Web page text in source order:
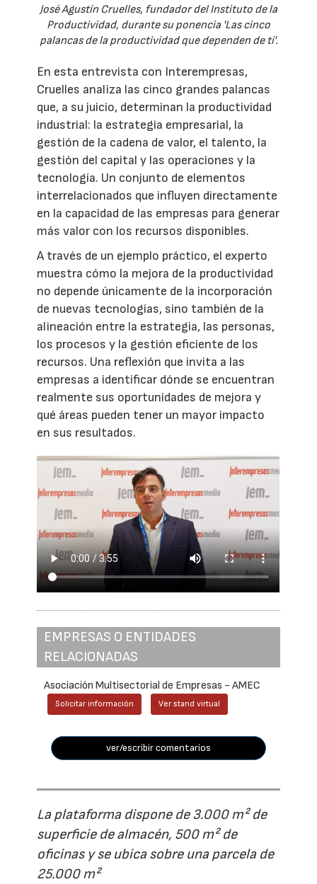
José Agustín Cruelles, fundador del Instituto de la
Productividad, durante su ponencia 'Las cinco
palancas de la productividad que dependen de ti'.
En esta entrevista con Interempresas,
Cruelles analiza las cinco grandes palancas
que, a su juicio, determinan la productividad
industrial: la estrategia empresarial, la
gestión de la cadena de valor, el talento, la
gestión del capital y las operaciones y la
tecnología. Un conjunto de elementos
interrelacionados que influyen directamente
en la capacidad de las empresas para generar
más valor con los recursos disponibles.
A través de un ejemplo práctico, el experto
muestra cómo la mejora de la productividad
no depende únicamente de la incorporación
de nuevas tecnologías, sino también de la
alineación entre la estrategia, las personas,
los procesos y la gestión eficiente de los
recursos. Una reflexión que invita a las
empresas a identificar dónde se encuentran
realmente sus oportunidades de mejora y
qué áreas pueden tener un mayor impacto
en sus resultados.
EMPRESAS O ENTIDADES
RELACIONADAS
Asociación Multisectorial de Empresas - AMEC
Solicitar información Ver stand virtual
ver/escribir comentarios
La plataforma dispone de 3.000 m² de
superficie de almacén, 500 m² de
oficinas y se ubica sobre una parcela de
25.000 m²